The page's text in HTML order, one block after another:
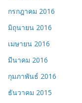
กรกฎาคม 2016
มิถุนายน 2016
เมษายน 2016
มีนาคม 2016
กุมภาพันธ์ 2016
ธันวาคม 2015